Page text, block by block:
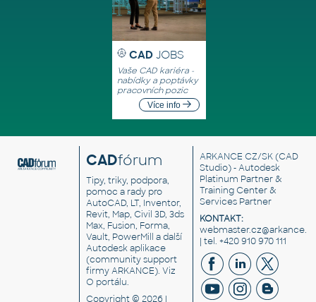
CAD JOBS
Vaše CAD kariéra -
nabídky a poptávky
pracovních pozic
Více info
CADfórum
Tipy, triky, podpora,
pomoc a rady pro
AutoCAD, LT, Inventor,
Revit, Map, Civil 3D, 3ds
Max, Fusion, Forma,
Vault, PowerMill a další
Autodesk aplikace
(community support
firmy ARKANCE). Viz
O portálu.
Copyright © 2026 |
ARKANCE CZ/SK(CAD
Studio) - Autodesk
Platinum Partner &
Training Center &
Services Partner
KONTAKT:
| tel. +420 910 970 111